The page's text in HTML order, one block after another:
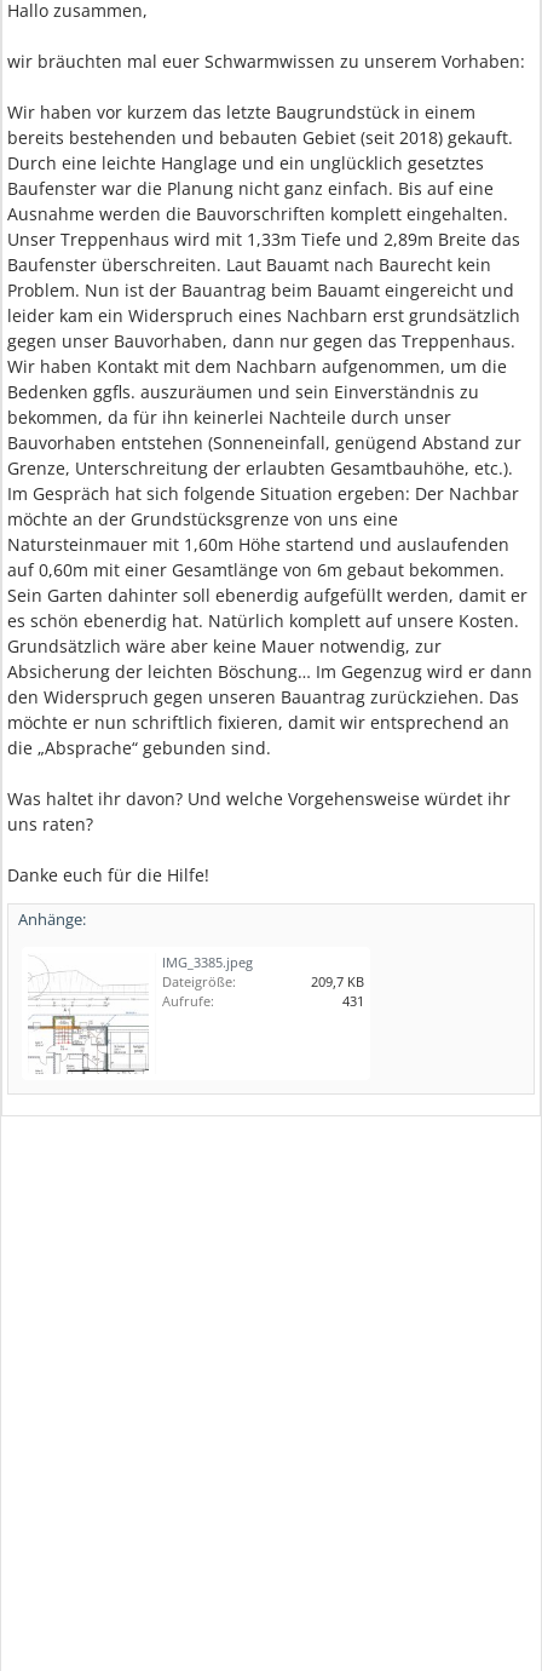
Hallo zusammen,
wir bräuchten mal euer Schwarmwissen zu unserem Vorhaben:
Wir haben vor kurzem das letzte Baugrundstück in einem
bereits bestehenden und bebauten Gebiet (seit 2018) gekauft.
Durch eine leichte Hanglage und ein unglücklich gesetztes
Baufenster war die Planung nicht ganz einfach. Bis auf eine
Ausnahme werden die Bauvorschriften komplett eingehalten.
Unser Treppenhaus wird mit 1,33m Tiefe und 2,89m Breite das
Baufenster überschreiten. Laut Bauamt nach Baurecht kein
Problem. Nun ist der Bauantrag beim Bauamt eingereicht und
leider kam ein Widerspruch eines Nachbarn erst grundsätzlich
gegen unser Bauvorhaben, dann nur gegen das Treppenhaus.
Wir haben Kontakt mit dem Nachbarn aufgenommen, um die
Bedenken ggfls. auszuräumen und sein Einverständnis zu
bekommen, da für ihn keinerlei Nachteile durch unser
Bauvorhaben entstehen (Sonneneinfall, genügend Abstand zur
Grenze, Unterschreitung der erlaubten Gesamtbauhöhe, etc.).
Im Gespräch hat sich folgende Situation ergeben: Der Nachbar
möchte an der Grundstücksgrenze von uns eine
Natursteinmauer mit 1,60m Höhe startend und auslaufenden
auf 0,60m mit einer Gesamtlänge von 6m gebaut bekommen.
Sein Garten dahinter soll ebenerdig aufgefüllt werden, damit er
es schön ebenerdig hat. Natürlich komplett auf unsere Kosten.
Grundsätzlich wäre aber keine Mauer notwendig, zur
Absicherung der leichten Böschung… Im Gegenzug wird er dann
den Widerspruch gegen unseren Bauantrag zurückziehen. Das
möchte er nun schriftlich fixieren, damit wir entsprechend an
die „Absprache“ gebunden sind.
Was haltet ihr davon? Und welche Vorgehensweise würdet ihr
uns raten?
Danke euch für die Hilfe!
Anhänge:
IMG_3385.jpeg
Dateigröße:
209,7 KB
Aufrufe:
431